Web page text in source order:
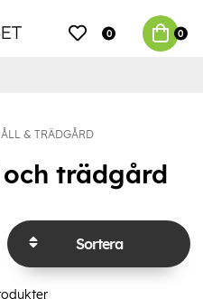
0 0
& TRÄDGÅRD
trädgård
Sortera